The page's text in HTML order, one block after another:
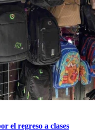
el regreso a clases